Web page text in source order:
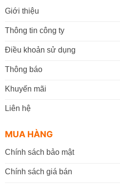
Giới thiệu
Thông tin công ty
Điều khoản sử dụng
Thông báo
Khuyến mãi
Liên hệ
MUA HÀNG
Chính sách bảo mật
Chính sách giá bán